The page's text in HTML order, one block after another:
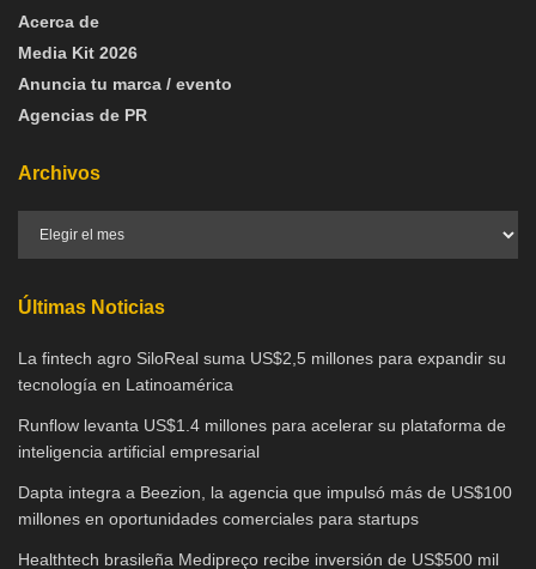
Acerca de
Media Kit 2026
Anuncia tu marca / evento
Agencias de PR
Archivos
Últimas Noticias
La fintech agro SiloReal suma US$2,5 millones para expandir su
tecnología en Latinoamérica
Runflow levanta US$1.4 millones para acelerar su plataforma de
inteligencia artificial empresarial
Dapta integra a Beezion, la agencia que impulsó más de US$100
millones en oportunidades comerciales para startups
Healthtech brasileña Medipreço recibe inversión de US$500 mil